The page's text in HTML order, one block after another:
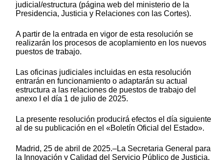
judicial/estructura (página web del ministerio de la
Presidencia, Justicia y Relaciones con las Cortes).
A partir de la entrada en vigor de esta resolución se
realizarán los procesos de acoplamiento en los nuevos
puestos de trabajo.
Las oficinas judiciales incluidas en esta resolución
entrarán en funcionamiento o adaptarán su actual
estructura a las relaciones de puestos de trabajo del
anexo I el día 1 de julio de 2025.
La presente resolución producirá efectos el día siguiente
al de su publicación en el «Boletín Oficial del Estado».
Madrid, 25 de abril de 2025.–La Secretaria General para
la Innovación y Calidad del Servicio Público de Justicia,